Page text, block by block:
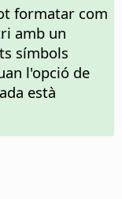
formatar com
amb un
símbols
l'opció de
està